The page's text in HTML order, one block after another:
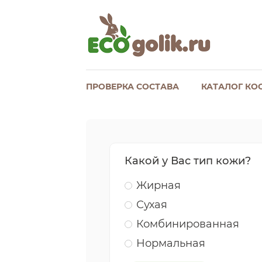
ПРОВЕРКА СОСТАВА КАТАЛОГ
Какой у Вас тип кожи?
Жирная
Сухая
Комбинированная
Нормальная